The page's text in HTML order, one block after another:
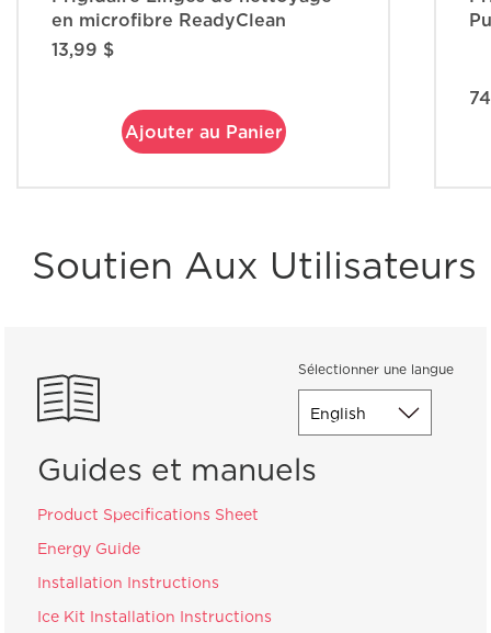
en microfibre ReadyClean
13,99 $
Ajouter au Panier
Soutien Aux Utilisateurs
Sélectionner une langue
Guides et manuels
Product Specifications Sheet
Energy Guide
Installation Instructions
Ice Kit Installation Instructions